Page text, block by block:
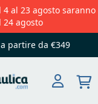
al 23 agosto saranno
agosto
a partire da €349